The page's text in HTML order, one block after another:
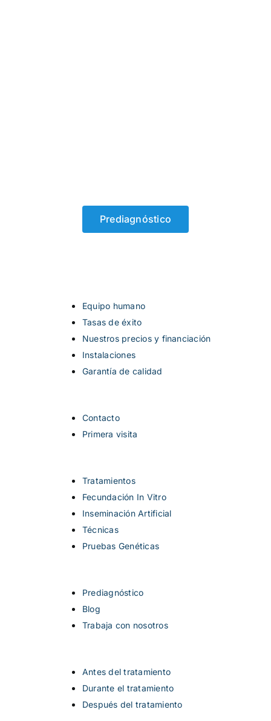
Prediagnóstico
Equipo humano
Tasas de éxito
Nuestros precios y financiación
Instalaciones
Garantía de calidad
Contacto
Primera visita
Tratamientos
Fecundación In Vitro
Inseminación Artificial
Técnicas
Pruebas Genéticas
Prediagnóstico
Blog
Trabaja con nosotros
Antes del tratamiento
Durante el tratamiento
Después del tratamiento